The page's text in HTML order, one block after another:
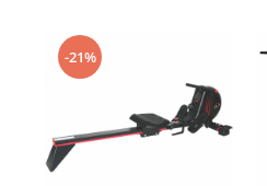
-21%